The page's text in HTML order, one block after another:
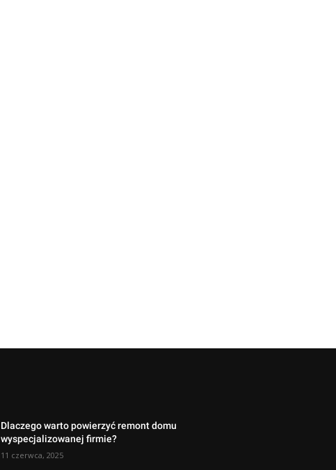
Dlaczego warto powierzyć remont domu
wyspecjalizowanej firmie?
11 czerwca, 2025